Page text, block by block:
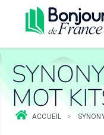
MOT
ACCUEIL >